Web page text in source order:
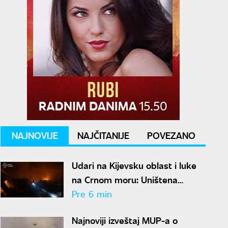
NAJNOVIJE NAJČITANIJE POVEZANO
Udari na Kijevsku oblast i luke
na Crnom moru: Uništena
fabrika projektila, u napadu ima
Pre 6 min
Najnoviji izveštaj MUP-a o